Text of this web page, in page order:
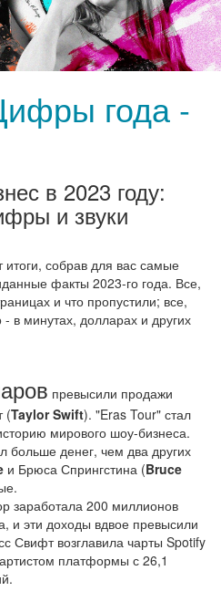
года -
в 2023 году:
и звуки
итоги, собрав для вас самые
факты 2023-го года. Все,
и что пропустили; все,
в минутах, долларах и других
превысили продажи
(Taylor Swift). "Eras Tour" стал
мирового шоу-бизнеса.
больше денег, чем два других
и Брюса Спрингстина (Bruce
заработала 200 миллионов
и эти доходы вдвое превысили
Свифт возглавила чарты Spotify
платформы с 26,1